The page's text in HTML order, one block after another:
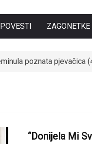
ZAGONETKE
SE UDALA ZA
“Donijela Mi